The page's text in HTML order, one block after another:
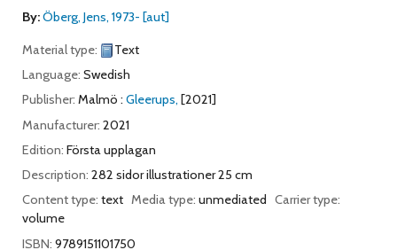
By:Öberg, Jens, 1973- [aut]
Material type:
Text
Language: Swedish
Publisher: Malmö : Gleerups, [2021]
Manufacturer: 2021
Edition: Första upplagan
Description: 282 sidor illustrationer 25 cm
Content type: text Media type: unmediated Carrier type:
volume
ISBN: 9789151101750